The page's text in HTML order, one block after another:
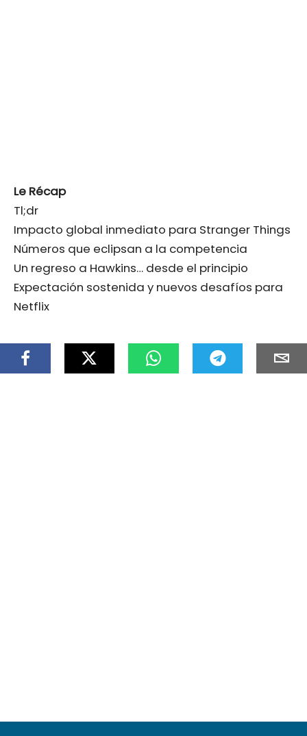
Le Récap
Tl;dr
Impacto global inmediato para Stranger Things
Números que eclipsan a la competencia
Un regreso a Hawkins… desde el principio
Expectación sostenida y nuevos desafíos para
Netflix